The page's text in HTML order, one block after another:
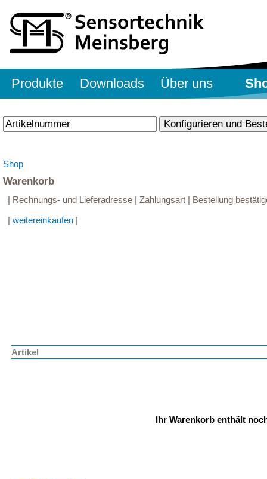
Produkte Downloads Über uns
Shop
Warenkorb
| Rechnungs- und Lieferadresse | Zahlungsart | Bestellung
| weitereinkaufen |
Artikel
Ihr Warenkorb enthält